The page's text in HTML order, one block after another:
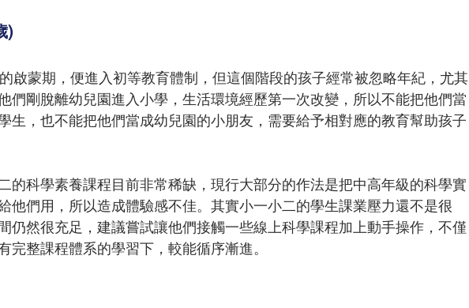
)
啟蒙期，便進入初等教育體制，但這個階段的孩子經常被忽略年紀，尤其
們剛脫離幼兒園進入小學，生活環境經歷第一次改變，所以不能把他們當
生，也不能把他們當成幼兒園的小朋友，需要給予相對應的教育幫助孩子
的科學素養課程目前非常稀缺，現行大部分的作法是把中高年級的科學實
他們用，所以造成體驗感不佳。其實小一小二的學生課業壓力還不是很
仍然很充足，建議嘗試讓他們接觸一些線上科學課程加上動手操作，不僅
完整課程體系的學習下，較能循序漸進。